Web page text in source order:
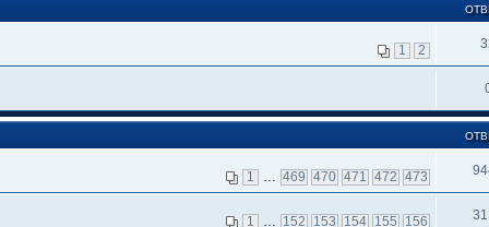
1 2
1 469 470 471 472 473
1 152 153 154 155 156